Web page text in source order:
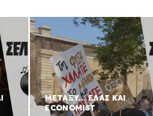
ΜΕΤΑΞΥ… ΕΛΑΣ ΚΑΙ
ECONOMIST